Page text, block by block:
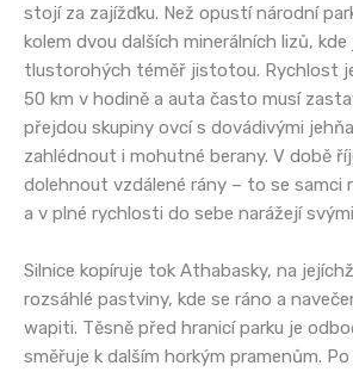
stojí za zajížďku. Než opustí národní
kolem dvou dalších minerálních lizů,
tlustorohých téměř jistotou. Rychlost
50 km v hodině a auta často musí
přejdou skupiny ovcí s dovádivými
zahlédnout i mohutné berany. V době
dolehnout vzdálené rány – to se samci
a v plné rychlosti do sebe narážejí
Silnice kopíruje tok Athabasky, na
rozsáhlé pastviny, kde se ráno a
wapiti. Těsně před hranicí parku je
směřuje k dalším horkým pramenům.